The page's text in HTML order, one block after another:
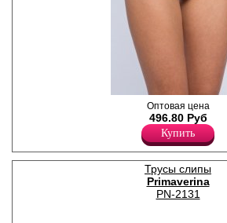
Трусики - слипы с широкой
боковой частью,
декоративная резинка по
поясу и ножке, передняя
деталь комбинированна
кружевом.
Лайкра 21%
Полиамид 79%
Оптовая цена
496.80 Руб
Купить
Трусы слипы
Primaverina
PN-2131